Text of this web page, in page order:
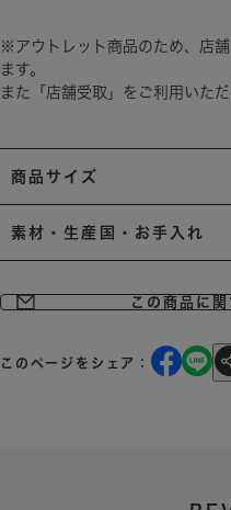
※アウトレット商品のため、店
ます。
また「店舗受取」をご利用いた
商品サイズ
素材・生産国・お手入れ
この商品に
このページをシェア：